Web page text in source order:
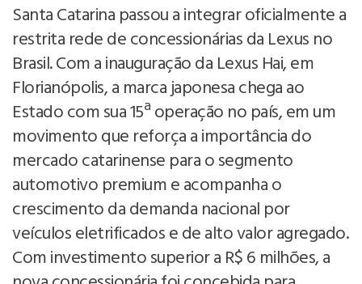
Santa Catarina passou a integrar oficialmente a
restrita rede de concessionárias da Lexus no
Brasil. Com a inauguração da Lexus Hai, em
Florianópolis, a marca japonesa chega ao
Estado com sua 15ª operação no país, em um
movimento que reforça a importância do
mercado catarinense para o segmento
automotivo premium e acompanha o
crescimento da demanda nacional por
veículos eletrificados e de alto valor agregado.
Com investimento superior a R$ 6 milhões, a